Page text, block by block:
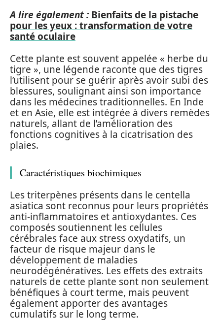
A lire également : Bienfaits de la pistache
pour les yeux : transformation de votre
santé oculaire
Cette plante est souvent appelée « herbe du
tigre », une légende raconte que des tigres
l’utilisent pour se guérir après avoir subi des
blessures, soulignant ainsi son importance
dans les médecines traditionnelles. En Inde
et en Asie, elle est intégrée à divers remèdes
naturels, allant de l’amélioration des
fonctions cognitives à la cicatrisation des
plaies.
Caractéristiques biochimiques
Les triterpènes présents dans le centella
asiatica sont reconnus pour leurs propriétés
anti-inflammatoires et antioxydantes. Ces
composés soutiennent les cellules
cérébrales face aux stress oxydatifs, un
facteur de risque majeur dans le
développement de maladies
neurodégénératives. Les effets des extraits
naturels de cette plante sont non seulement
bénéfiques à court terme, mais peuvent
également apporter des avantages
cumulatifs sur le long terme.